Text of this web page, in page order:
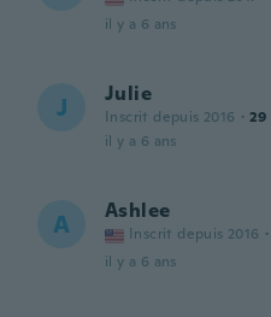
il y a 6 ans
J Julie
Inscrit depuis 2016 · 29
il y a 6 ans
A Ashlee
Inscrit depuis 2016 ·
il y a 6 ans